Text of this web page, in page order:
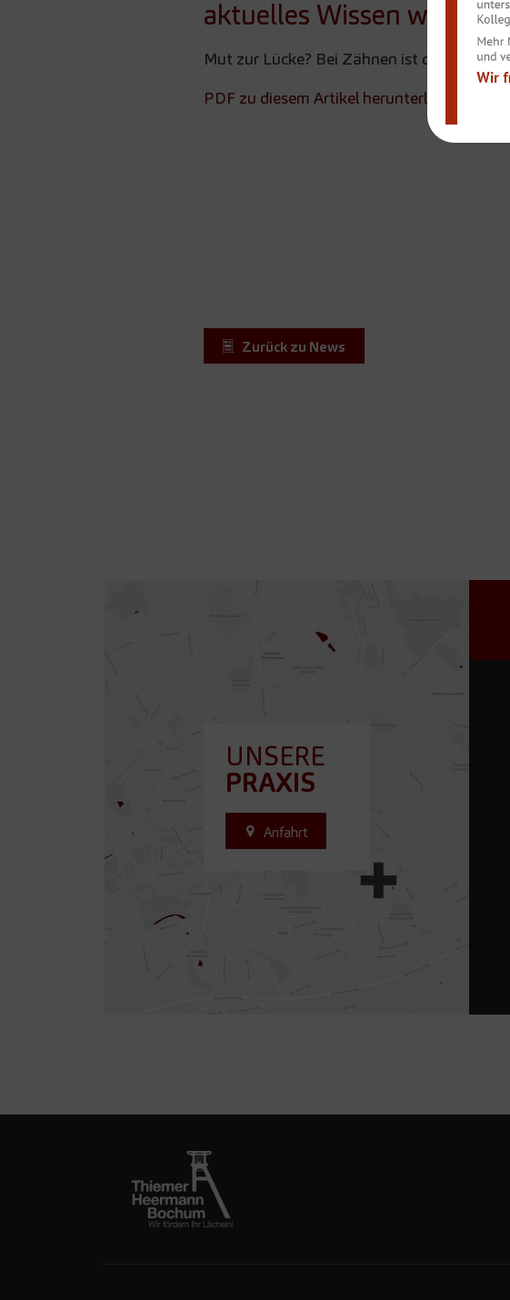
aktuelles Wissen weiter
Mut zur Lücke? Bei Zähnen ist das keine
PDF zu diesem Artikel herunterladen
Zurück zu News
UNSERE
PRAXIS
Anfahrt